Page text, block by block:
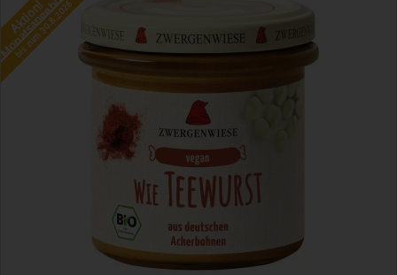
Aktion!
bis zum 30.8.2026